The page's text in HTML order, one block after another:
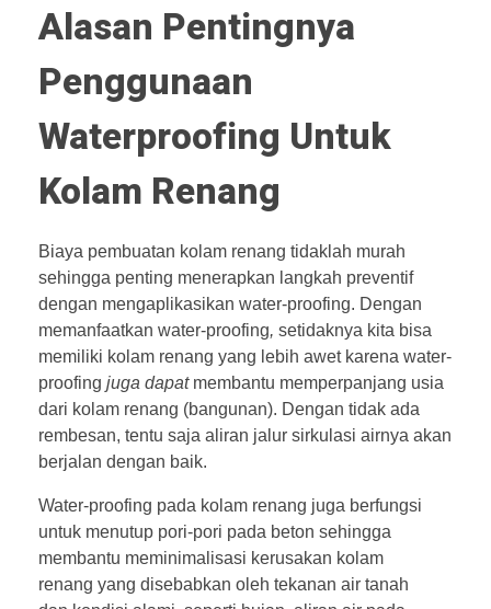
Alasan Pentingnya
Penggunaan
Waterproofing Untuk
Kolam Renang
Biaya pembuatan kolam renang tidaklah murah
sehingga penting menerapkan langkah preventif
dengan mengaplikasikan water-proofing. Dengan
memanfaatkan water-proofing, setidaknya kita bisa
memiliki kolam renang yang lebih awet karena water-
proofing juga dapat membantu memperpanjang usia
dari kolam renang (bangunan). Dengan tidak ada
rembesan, tentu saja aliran jalur sirkulasi airnya akan
berjalan dengan baik.
Water-proofing pada kolam renang juga berfungsi
untuk menutup pori-pori pada beton sehingga
membantu meminimalisasi kerusakan kolam
renang yang disebabkan oleh tekanan air tanah